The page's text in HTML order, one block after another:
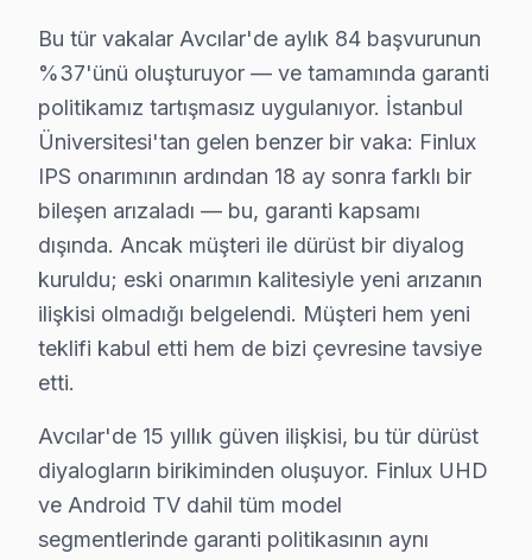
Sonbahar dönemi (Eylül-Kasım): Okul ve sezon
Avcılar müşterilerine sunduğumuz Finlux servis
İkinci ilke — Onaysız başlamama: Kesin teklif, müşteri
Dördüncü ilke — Garanti dahil fiyat: İşçilik garantisi (6
Avcılar'deki Finlux hizmet deneyimimizi beş temel
Dördüncü gösterge: Maliyet tutarlılığı. Android
İstanbul Üniversitesi ve Avcılar Sahili odaklı coğrafi
Avcılar'deki müşteri güvenini soyut vaatler yerine
Bu tür vakalar Avcılar'de aylık 84 başvurunun
Avcılar'de 15 yıllık güven ilişkisi, bu tür dürüst
Avcılar'de Finlux servis rotasyonunun nasıl
karma yapılaşmalı konut dokusunun hakim olduğu
Acil vaka protokolü farklı işliyor: Avcılar'de sabah
Avcılar'deki Finlux müşteri yolculuğunu dört kritik
Bu tür vakalar Avcılar'de aylık 84 başvurunun
%37'ünü oluşturuyor — ve tamamında garanti
politikamız tartışmasız uygulanıyor. İstanbul
Üniversitesi'tan gelen benzer bir vaka: Finlux
IPS onarımının ardından 18 ay sonra farklı bir
bileşen arızaladı — bu, garanti kapsamı
dışında. Ancak müşteri ile dürüst bir diyalog
kuruldu; eski onarımın kalitesiyle yeni arızanın
ilişkisi olmadığı belgelendi. Müşteri hem yeni
teklifi kabul etti hem de bizi çevresine tavsiye
etti.
Avcılar'de 15 yıllık güven ilişkisi, bu tür dürüst
diyalogların birikiminden oluşuyor. Finlux UHD
ve Android TV dahil tüm model
segmentlerinde garanti politikasının aynı